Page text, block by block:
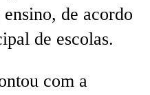
de acordo
de escolas.
com a